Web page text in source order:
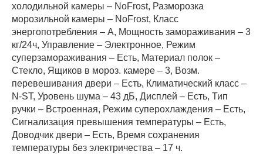
холодильной камеры – NoFrost, Разморозка
морозильной камеры – NoFrost, Класс
энергопотребления – А, Мощность замораживания – 3
кг/24ч, Управление – Электронное, Режим
суперзамораживания – Есть, Материал полок –
Стекло, Ящиков в мороз. камере – 3, Возм.
перевешивания двери – Есть, Климатический класс –
N-ST, Уровень шума – 43 дБ, Дисплей – Есть, Тип
ручки – Встроенная, Режим суперохлаждения – Есть,
Сигнализация превышения температуры – Есть,
Доводчик двери – Есть, Время сохранения
температуры без электричества – 17 ч.